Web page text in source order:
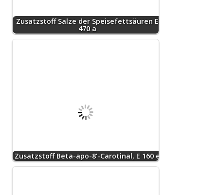
Zusatzstoff Salze der Speisefettsäuren E
470 a
Zusatzstoff Beta-apo-8’-Carotinal, E 160 e